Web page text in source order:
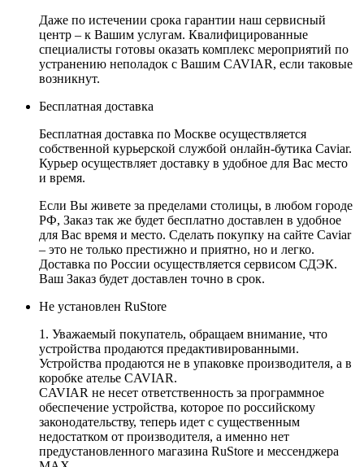
Даже по истечении срока гарантии наш сервисный
центр – к Вашим услугам. Квалифицированные
специалисты готовы оказать комплекс мероприятий по
устранению неполадок с Вашим CAVIAR, если таковые
возникнут.
Бесплатная доставка
Бесплатная доставка по Москве осуществляется
собственной курьерской службой онлайн-бутика Caviar.
Курьер осуществляет доставку в удобное для Вас место
и время.
Если Вы живете за пределами столицы, в любом городе
РФ, Заказ так же будет бесплатно доставлен в удобное
для Вас время и место. Сделать покупку на сайте Caviar
– это не только престижно и приятно, но и легко.
Доставка по России осуществляется сервисом СДЭК.
Ваш Заказ будет доставлен точно в срок.
Не установлен RuStore
1. Уважаемый покупатель, обращаем внимание, что
устройства продаются предактивированными.
Устройства продаются не в упаковке производителя, а в
коробке ателье CAVIAR.
CAVIAR не несет ответственность за программное
обеспечение устройства, которое по российскому
законодательству, теперь идет с существенным
недостатком от производителя, а именно нет
предустановленного магазина RuStore и мессенджера